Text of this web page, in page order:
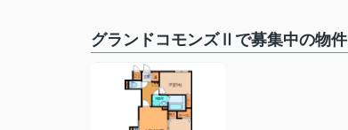
グランドコモンズⅡで募集中の物件